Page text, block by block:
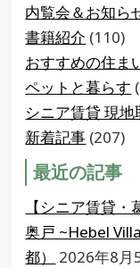
内覧会＆お知ら
書籍紹介 (110)
おすすめの住ま
ペットと暮らす
シニア賃貸 現地
新着記事 (207)
最近の記事
【シニア賃貸
奥戸 ~Hebel
都）
2026年8月